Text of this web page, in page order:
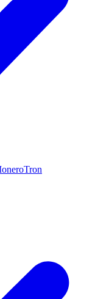
Tron